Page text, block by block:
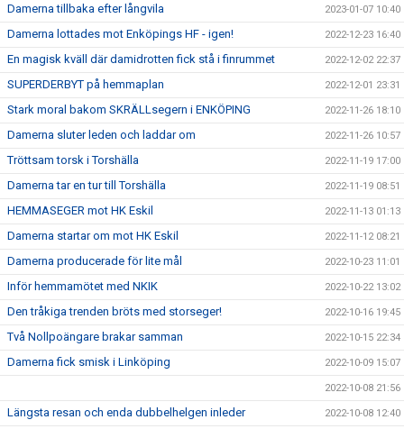
Damerna tillbaka efter långvila 2023-01-07 10:40
Damerna lottades mot Enköpings HF - igen! 2022-12-23 16:40
En magisk kväll där damidrotten fick stå i finrummet 2022-12-02 22:37
SUPERDERBYT på hemmaplan 2022-12-01 23:31
Stark moral bakom SKRÄLLsegern i ENKÖPING 2022-11-26 18:10
Damerna sluter leden och laddar om 2022-11-26 10:57
Tröttsam torsk i Torshälla 2022-11-19 17:00
Damerna tar en tur till Torshälla 2022-11-19 08:51
HEMMASEGER mot HK Eskil 2022-11-13 01:13
Damerna startar om mot HK Eskil 2022-11-12 08:21
Damerna producerade för lite mål 2022-10-23 11:01
Inför hemmamötet med NKIK 2022-10-22 13:02
Den tråkiga trenden bröts med storseger! 2022-10-16 19:45
Två Nollpoängare brakar samman 2022-10-15 22:34
Damerna fick smisk i Linköping 2022-10-09 15:07
2022-10-08 21:56
Längsta resan och enda dubbelhelgen inleder 2022-10-08 12:40